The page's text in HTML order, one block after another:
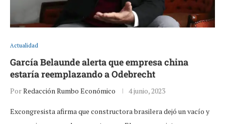
Actualidad
García Belaunde alerta que empresa china
estaría reemplazando a Odebrecht
PorRedacción Rumbo Económico 4 junio, 2023
Excongresista afirma que constructora brasilera dejó un vacío y